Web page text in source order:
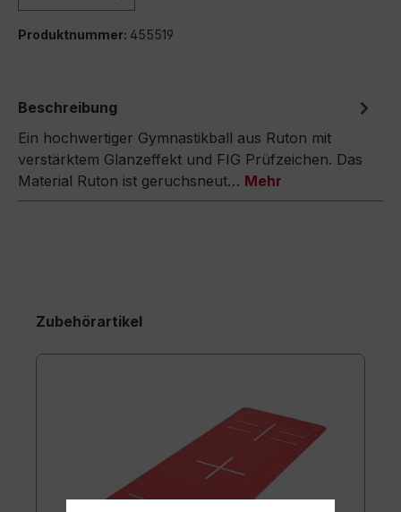
Produktnummer: 455519
Beschreibung
Ein hochwertiger Gymnastikball aus Ruton mit
verstärktem Glanzeffekt und FIG Prüfzeichen. Das
Material Ruton ist geruchsneut… Mehr
Zubehörartikel